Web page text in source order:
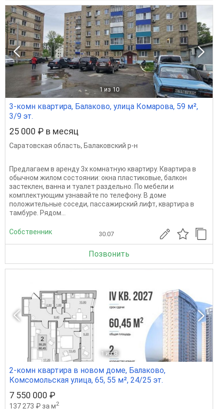
1 из 10
3-комн квартира, Балаково, улица Комарова, 59 м²,
3/9 эт.
25 000 ₽ в месяц
Саратовская область, Балаковский р-н
Предлагаем в аренду 3х комнатную квартиру. Квартира в
обычном жилом состоянии: окна пластиковые, балкон
застеклен, ванна и туалет раздельно. По мебели и
комплектующим узнавайте по телефону. В доме
положительные соседи, пассажирский лифт, квартира в
тамбуре. Рядом...
Собственник 30.07
Позвонить
1 из 8
2-комн квартира в новом доме, Балаково,
Комсомольская улица, 65, 55 м², 24/25 эт.
7 550 000 ₽
137 273 ₽ за м2